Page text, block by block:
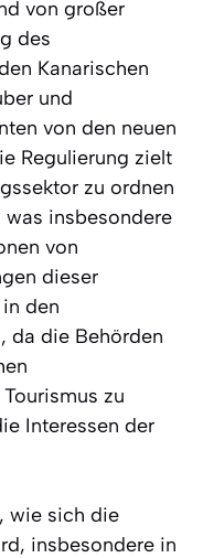
von großer
des
Kanarischen
und
von den neuen
Regulierung zielt
zu ordnen
was insbesondere
von
dieser
den
da die Behörden
zu
Interessen der
wie sich die
insbesondere in